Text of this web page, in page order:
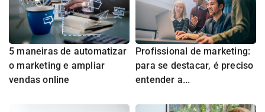
5 maneiras de automatizar
o marketing e ampliar
vendas online
Profissional de marketing:
para se destacar, é preciso
entender a...